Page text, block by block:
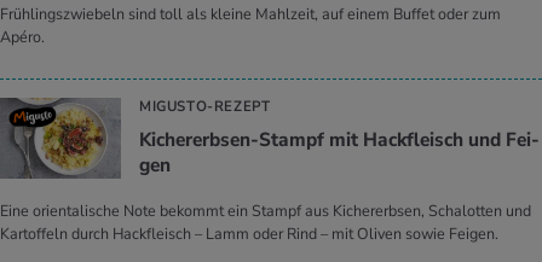
Frühlingszwiebeln sind toll als kleine Mahlzeit, auf einem Buffet oder zum
Apéro.
MIGUSTO-REZEPT
Ki­cher­erb­sen-Stampf mit Hack­fleisch und Fei­
gen
Eine orientalische Note bekommt ein Stampf aus Kichererbsen, Schalotten und
Kartoffeln durch Hackfleisch – Lamm oder Rind – mit Oliven sowie Feigen.